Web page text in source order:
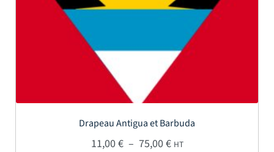
Drapeau Antigua et Barbuda
11,00€ – 75,00€Plage de prix : 11,00 €
HT